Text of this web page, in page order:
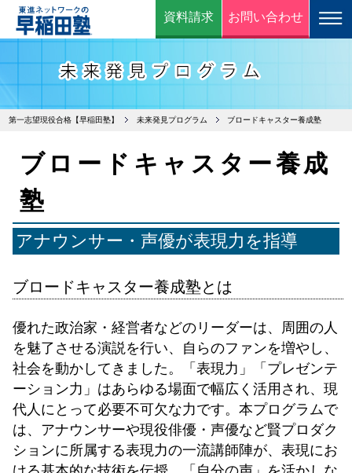
資料請求 お問い合わせ
第一志望現役合格【早稲田塾】 未来発見プログラム ブロードキャスター養成塾
ブロードキャスター養成
塾
アナウンサー・声優が表現力を指導
ブロードキャスター養成塾とは
優れた政治家・経営者などのリーダーは、周囲の人
を魅了させる演説を行い、自らのファンを増やし、
社会を動かしてきました。「表現力」「プレゼンテ
ーション力」はあらゆる場面で幅広く活用され、現
代人にとって必要不可欠な力です。本プログラムで
は、アナウンサーや現役俳優・声優など賢プロダク
ションに所属する表現力の一流講師陣が、表現にお